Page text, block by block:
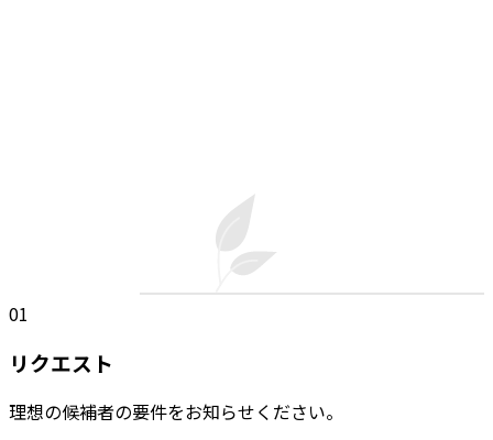
01
リクエスト
理想の候補者の要件をお知らせください。